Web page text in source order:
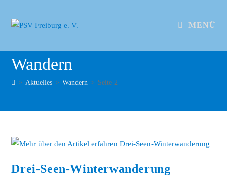
MENÜ
Wandern
> Aktuelles > Wandern > Seite 2
Drei-Seen-Winterwanderung